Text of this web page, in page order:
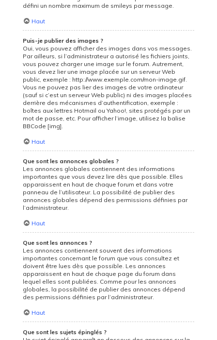
défini un nombre maximum de smileys par message.
Haut
Puis-je publier des images ?
Oui, vous pouvez afficher des images dans vos messages.
Par ailleurs, si l’administrateur a autorisé les fichiers joints,
vous pouvez charger une image sur le forum. Autrement,
vous devez lier une image placée sur un serveur Web
public, exemple : http://www.exemple.com/mon-image.gif.
Vous ne pouvez pas lier des images de votre ordinateur
(sauf si c’est un serveur Web public) ni des images placées
derrière des mécanismes d’authentification, exemple :
boîtes aux lettres Hotmail ou Yahoo!, sites protégés par un
mot de passe, etc. Pour afficher l’image, utilisez la balise
BBCode [img].
Haut
Que sont les annonces globales ?
Les annonces globales contiennent des informations
importantes que vous devez lire dès que possible. Elles
apparaissent en haut de chaque forum et dans votre
panneau de l’utilisateur. La possibilité de publier des
annonces globales dépend des permissions définies par
l’administrateur.
Haut
Que sont les annonces ?
Les annonces contiennent souvent des informations
importantes concernant le forum que vous consultez et
doivent être lues dès que possible. Les annonces
apparaissent en haut de chaque page du forum dans
lequel elles sont publiées. Comme pour les annonces
globales, la possibilité de publier des annonces dépend
des permissions définies par l’administrateur.
Haut
Que sont les sujets épinglés ?